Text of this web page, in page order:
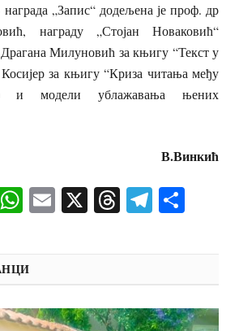
„Запис“ додељена је проф. др
награду „Стојан Новаковић“
Милуновић за књигу “Текст у
за књигу “Криза читања међу
и модели ублажавања њених
В.Винкић
WhatsApp
Email
X Threads